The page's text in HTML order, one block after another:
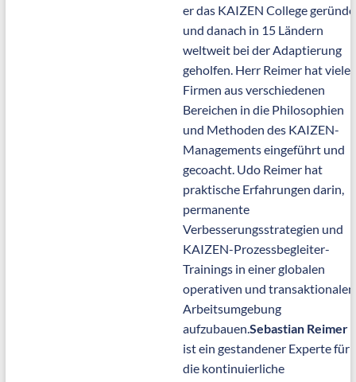
er das KAIZEN College
und danach in 15 Ländern
weltweit bei der Adaptierung
geholfen. Herr Reimer hat viele
Firmen aus verschiedenen
Bereichen in die Philosophien
und Methoden des KAIZEN-
Managements eingeführt und
gecoacht. Udo Reimer hat
praktische Erfahrungen darin,
permanente
Verbesserungsstrategien und
KAIZEN-Prozessbegleiter-
Trainings in einer globalen
operativen und transaktionalen
Arbeitsumgebung
aufzubauen.Sebastian Reimer
ist ein gestandener Experte für
die kontinuierliche